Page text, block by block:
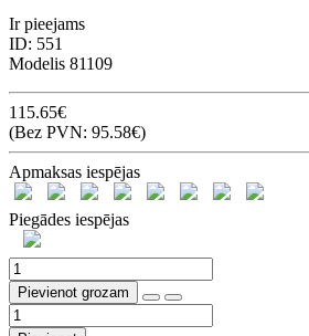
Ir pieejams
ID: 551
Modelis 81109
115.65€
(Bez PVN: 95.58€)
Apmaksas iespējas
Piegādes iespējas
Pievienot grozam